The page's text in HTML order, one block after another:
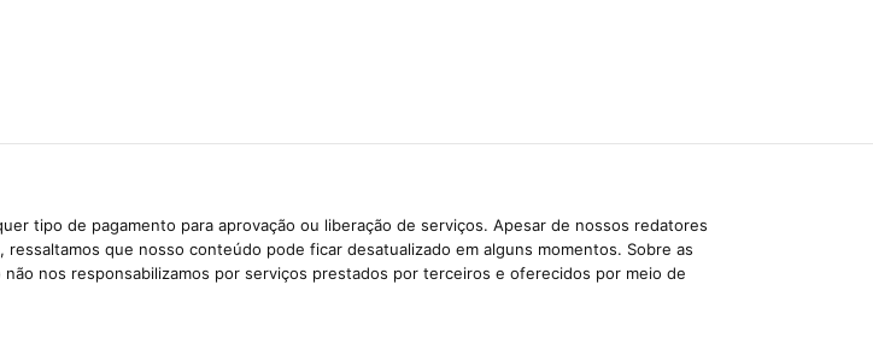
tipo de pagamento para aprovação ou liberação de serviços. Apesar de nossos redatores
que nosso conteúdo pode ficar desatualizado em alguns momentos. Sobre as
nos responsabilizamos por serviços prestados por terceiros e oferecidos por meio de